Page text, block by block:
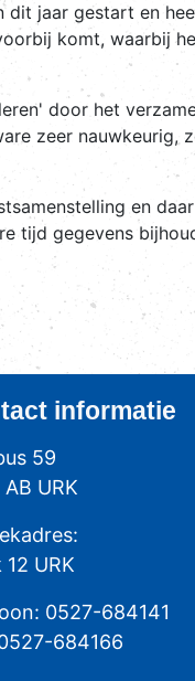
dit jaar gestart en
komt, waarbij
door het
zeer nauwkeurig,
en
tijd gegevens
informatie
59
URK
12 URK
0527-684141
684166